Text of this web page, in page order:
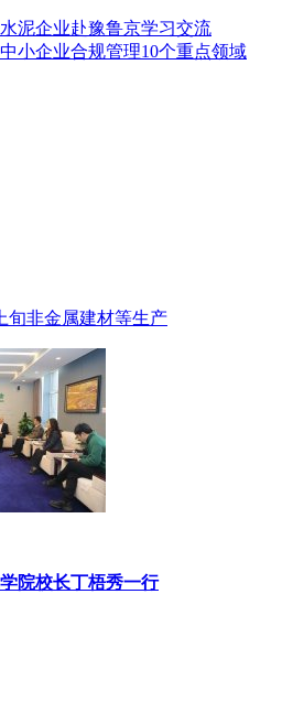
泥企业赴豫鲁京学习交流
小企业合规管理10个重点领域
旬非金属建材等生产
院校长丁梧秀一行